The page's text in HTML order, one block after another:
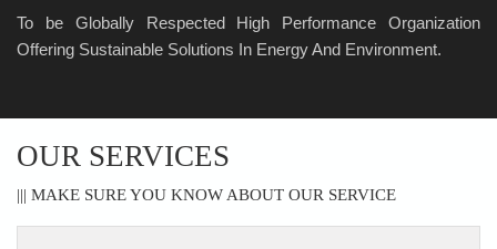
To be Globally Respected High Performance Organization
Offering Sustainable Solutions In Energy And Environment.
OUR SERVICES
||| MAKE SURE YOU KNOW ABOUT OUR SERVICE